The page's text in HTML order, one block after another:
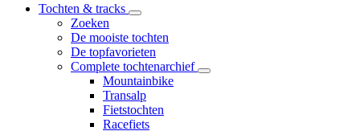
Tochten & tracks
Zoeken
De mooiste tochten
De topfavorieten
Complete tochtenarchief
Mountainbike
Transalp
Fietstochten
Racefiets